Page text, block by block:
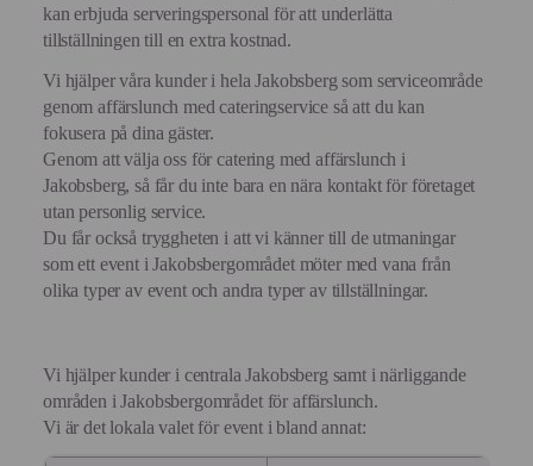
kan erbjuda serveringspersonal för att underlätta
tillställningen till en extra kostnad.
Vi hjälper våra kunder i hela Jakobsberg som serviceområde
genom affärslunch med cateringservice så att du kan
fokusera på dina gäster.
Genom att välja oss för catering med affärslunch i
Jakobsberg, så får du inte bara en nära kontakt för företaget
utan personlig service.
Du får också tryggheten i att vi känner till de utmaningar
som ett event i Jakobsbergområdet möter med vana från
olika typer av event och andra typer av tillställningar.
Vi hjälper kunder i centrala Jakobsberg samt i närliggande
områden i Jakobsbergområdet för affärslunch.
Vi är det lokala valet för event i bland annat: